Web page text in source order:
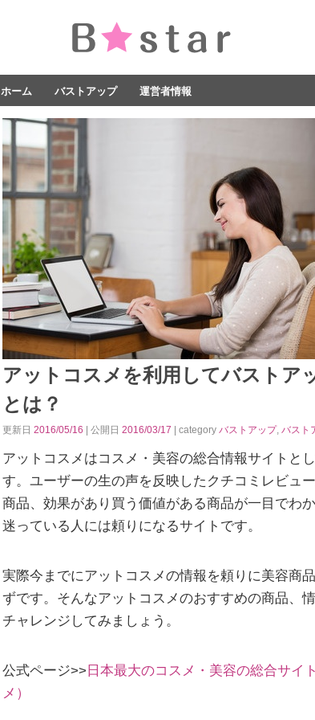
ホーム バストアップ 運営者情報
アットコスメを利用してバストア
とは？
更新日 2016/05/16 | 公開日 2016/03/17 | category バストアップ, バスト
アットコスメはコスメ・美容の総合情報サイトと
す。ユーザーの生の声を反映したクチコミレビュ
商品、効果があり買う価値がある商品が一目でわ
迷っている人には頼りになるサイトです。
実際今までにアットコスメの情報を頼りに美容商
ずです。そんなアットコスメのおすすめの商品、
チャレンジしてみましょう。
公式ページ>> 日本最大のコスメ・美容の総合サイ
メ）